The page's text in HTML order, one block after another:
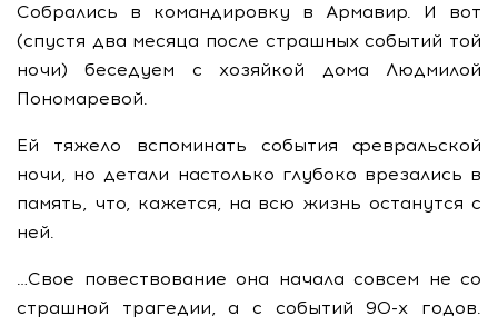
Собрались в командировку в Армавир. И вот
(спустя два месяца после страшных событий той
ночи) беседуем с хозяйкой дома Людмилой
Пономаревой.
Ей тяжело вспоминать события февральской
ночи, но детали настолько глубоко врезались в
память, что, кажется, на всю жизнь останутся с
ней.
…Свое повествование она начала совсем не со
страшной трагедии, а с событий 90-х годов.